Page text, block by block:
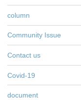
column
Community Issue
Contact us
Covid-19
document